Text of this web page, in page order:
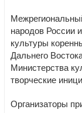
народов России
культуры
Дальнего
Министерства
творческие
Организаторы